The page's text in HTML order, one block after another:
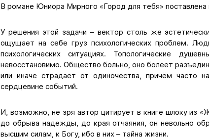
В романе Юниора Мирного «Город для тебя» поставлена
У решения этой задачи – вектор столь же
ощущает на себе груз психологических проблем.
психологических ситуациях. Топологические
невосстановимо. Общество больно, оно болеет
или иначе страдает от одиночества, причём часто
сердцевине событий.
И, возможно, не зря автор цитирует в книге шлоку из
до обрыва надежды, до края отчаяния, он невольно
высшим силам, к Богу, ибо в них – тайна жизни.